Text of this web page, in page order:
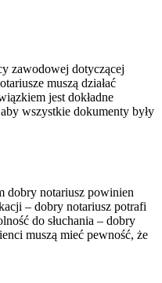
zawodowej dotyczącej
muszą działać
jest dokładne
wszystkie dokumenty były
dobry notariusz powinien
– dobry notariusz potrafi
do słuchania – dobry
muszą mieć pewność, że